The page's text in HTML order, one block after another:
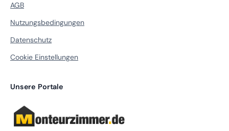
AGB
Nutzungsbedingungen
Datenschutz
Cookie Einstellungen
Unsere Portale